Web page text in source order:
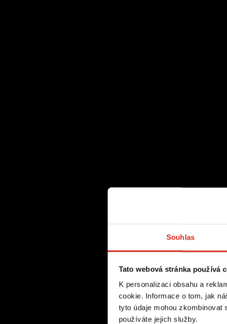
Souhlas
Tato webová stránka používá
K personalizaci obsahu a
cookie. Informace o tom, jak
tyto údaje mohou
používáte jejich služby.